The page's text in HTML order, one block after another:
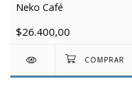
Neko Café
$26.400,00